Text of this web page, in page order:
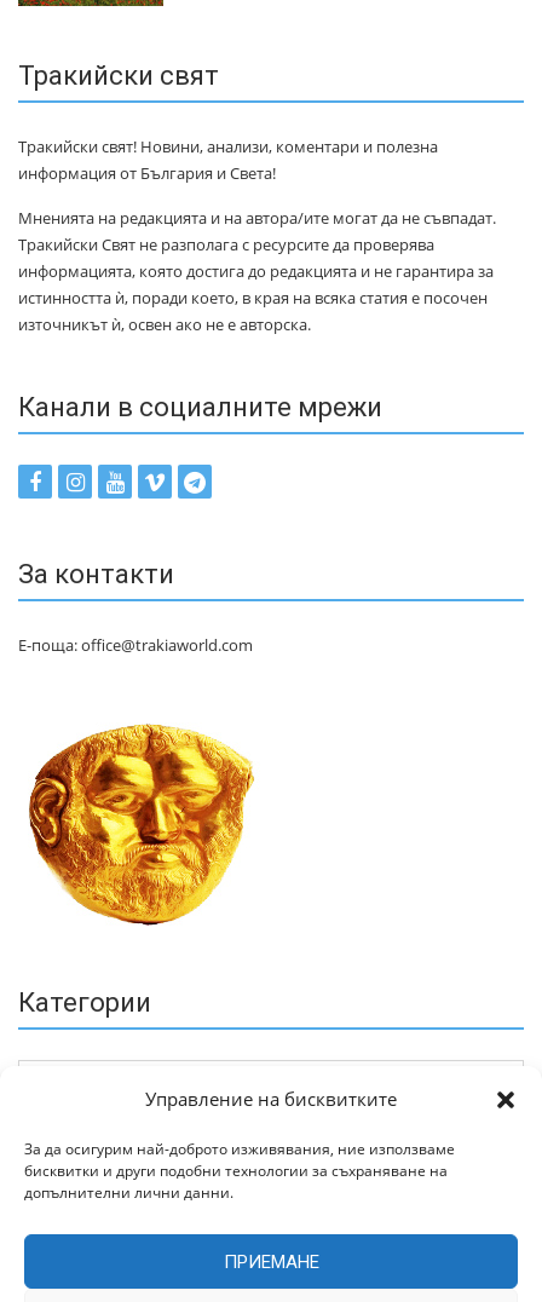
Управление на бисквитките
За да осигурим най-доброто изживявания, ние използваме
бисквитки и други подобни технологии за съхраняване на
допълнителни лични данни.
ПРИЕМАНЕ
Тракийски свят
Тракийски свят! Новини, анализи, коментари и полезна
информация от България и Света!
Мненията на редакцията и на автора/ите могат да не съвпадат.
Тракийски Свят не разполага с ресурсите да проверява
информацията, която достига до редакцията и не гарантира за
истинността ѝ, поради което, в края на всяка статия е посочен
източникът ѝ, освен ако не е авторска.
Канали в социалните мрежи
За контакти
Е-поща: office@trakiaworld.com
Категории
Архив